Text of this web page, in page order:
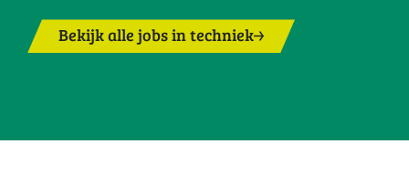
Bekijk alle jobs in techniek